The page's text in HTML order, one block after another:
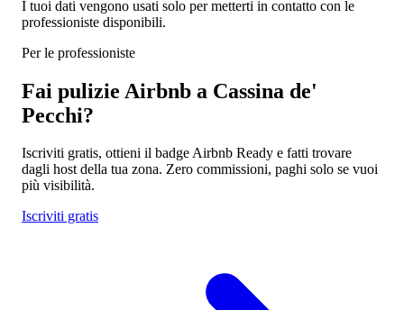
I tuoi dati vengono usati solo per metterti in contatto con le
professioniste disponibili.
Per le professioniste
Fai pulizie Airbnb a Cassina de'
Pecchi?
Iscriviti gratis, ottieni il badge Airbnb Ready e fatti trovare
dagli host della tua zona. Zero commissioni, paghi solo se vuoi
più visibilità.
Iscriviti gratis